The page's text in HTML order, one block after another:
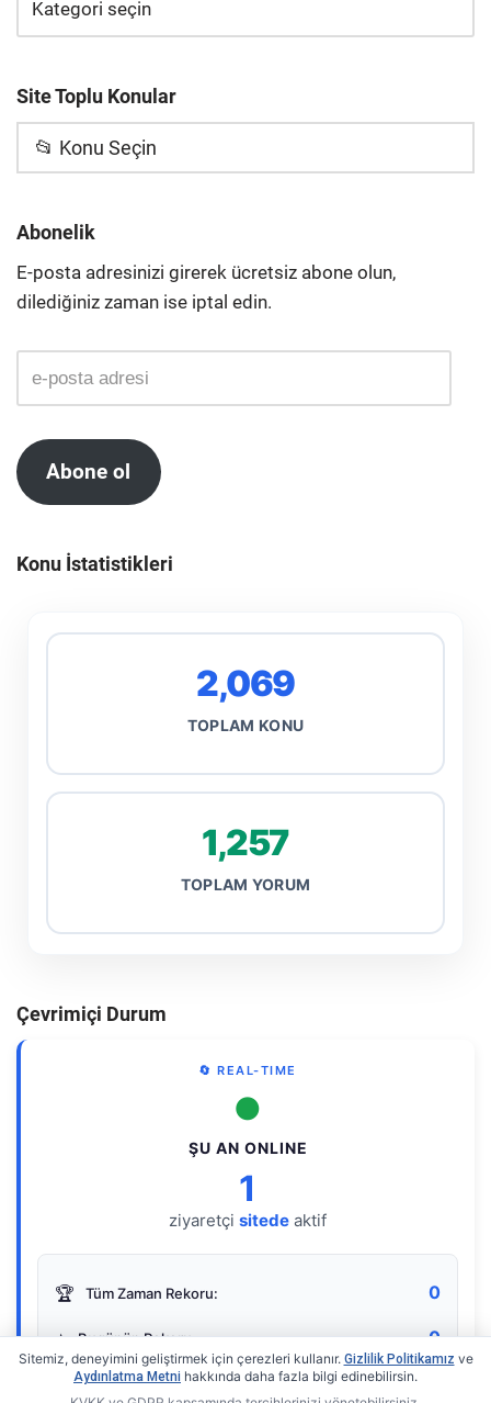
Site Toplu Konular
📂 Konu Seçin
Abonelik
E-posta adresinizi girerek ücretsiz abone olun,
dilediğiniz zaman ise iptal edin.
Abone ol
Konu İstatistikleri
2,069
TOPLAM KONU
1,257
TOPLAM YORUM
Çevrimiçi Durum
🔄 REAL-TIME
●
ŞU AN ONLINE
1
ziyaretçi sitede aktif
🏆 Tüm Zaman Rekoru: 0
⭐ Bugünün Rekoru: 0
Sitemiz, deneyimini geliştirmek için çerezleri kullanır. Gizlilik Politikamız ve
Aydınlatma Metni hakkında daha fazla bilgi edinebilirsin.